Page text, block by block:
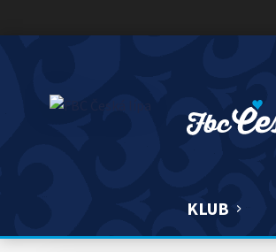
KLUB